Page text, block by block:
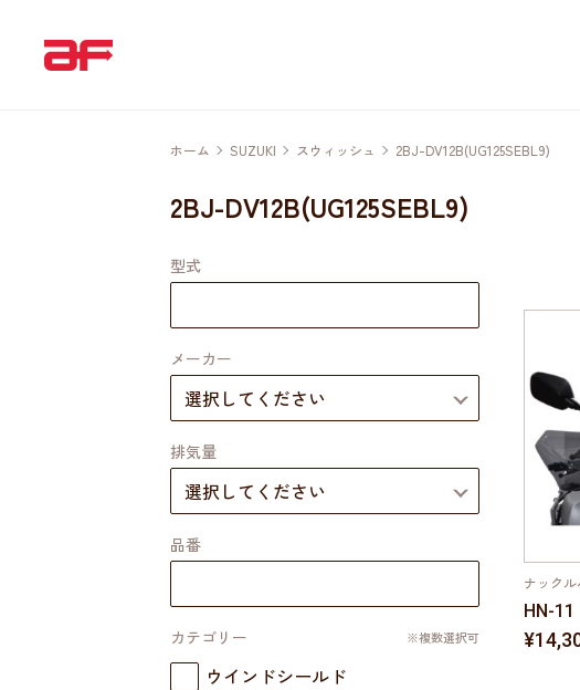
ホーム SUZUKI スウィッシュ 2BJ-DV12B(UG125SEBL9)
2BJ-DV12B(UG125SEBL9)
型式
メーカー
排気量
品番
カテゴリー ※複数選択可
ウインドシールド
ナックル
HN-11